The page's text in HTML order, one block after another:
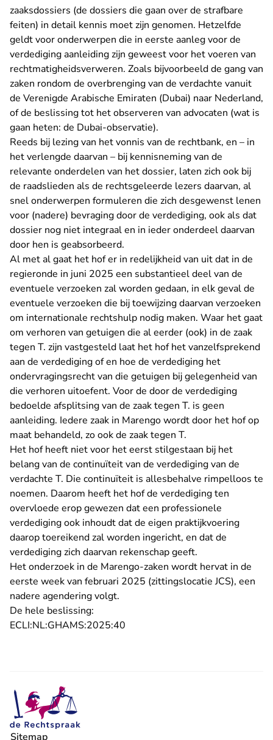
zaaksdossiers (de dossiers die gaan over de strafbare
feiten) in detail kennis moet zijn genomen. Hetzelfde
geldt voor onderwerpen die in eerste aanleg voor de
verdediging aanleiding zijn geweest voor het voeren van
rechtmatigheidsverweren. Zoals bijvoorbeeld de gang van
zaken rondom de overbrenging van de verdachte vanuit
de Verenigde Arabische Emiraten (Dubai) naar Nederland,
of de beslissing tot het observeren van advocaten (wat is
gaan heten: de Dubai-observatie).
Reeds bij lezing van het vonnis van de rechtbank, en – in
het verlengde daarvan – bij kennisneming van de
relevante onderdelen van het dossier, laten zich ook bij
de raadslieden als de rechtsgeleerde lezers daarvan, al
snel onderwerpen formuleren die zich desgewenst lenen
voor (nadere) bevraging door de verdediging, ook als dat
dossier nog niet integraal en in ieder onderdeel daarvan
door hen is geabsorbeerd.
Al met al gaat het hof er in redelijkheid van uit dat in de
regieronde in juni 2025 een substantieel deel van de
eventuele verzoeken zal worden gedaan, in elk geval de
eventuele verzoeken die bij toewijzing daarvan verzoeken
om internationale rechtshulp nodig maken. Waar het gaat
om verhoren van getuigen die al eerder (ook) in de zaak
tegen T. zijn vastgesteld laat het hof het vanzelfsprekend
aan de verdediging of en hoe de verdediging het
ondervragingsrecht van die getuigen bij gelegenheid van
die verhoren uitoefent. Voor de door de verdediging
bedoelde afsplitsing van de zaak tegen T. is geen
aanleiding. Iedere zaak in Marengo wordt door het hof op
maat behandeld, zo ook de zaak tegen T.
Het hof heeft niet voor het eerst stilgestaan bij het
belang van de continuïteit van de verdediging van de
verdachte T. Die continuïteit is allesbehalve rimpelloos te
noemen. Daarom heeft het hof de verdediging ten
overvloede erop gewezen dat een professionele
verdediging ook inhoudt dat de eigen praktijkvoering
daarop toereikend zal worden ingericht, en dat de
verdediging zich daarvan rekenschap geeft.
Het onderzoek in de Marengo-zaken wordt hervat in de
eerste week van februari 2025 (zittingslocatie JCS), een
nadere agendering volgt.
De hele beslissing:
ECLI:NL:GHAMS:2025:40
Sitemap